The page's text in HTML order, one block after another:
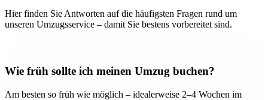
Hier finden Sie Antworten auf die häufigsten Fragen rund um
unseren Umzugsservice – damit Sie bestens vorbereitet sind.
Wie früh sollte ich meinen Umzug buchen?
Am besten so früh wie möglich – idealerweise 2–4 Wochen im